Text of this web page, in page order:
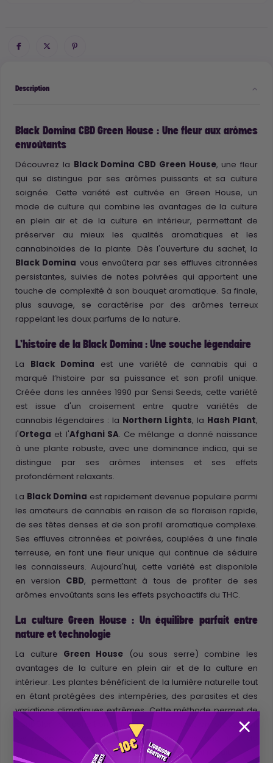
Description
Black Domina CBD Green House : Une fleur aux arômes
envoûtants
Découvrez la Black Domina CBD Green House, une fleur
qui se distingue par ses arômes puissants et sa culture
soignée. Cette variété est cultivée en Green House, un
mode de culture qui combine les avantages de la culture
en plein air et de la culture en intérieur, permettant de
préserver au mieux les qualités aromatiques et les
cannabinoïdes de la plante. Dès l'ouverture du sachet, la
Black Domina vous envoûtera par ses effluves citronnées
persistantes, suivies de notes poivrées qui apportent une
touche de complexité à son bouquet aromatique. Sa finale,
plus sauvage, se caractérise par des arômes terreux
rappelant les doux parfums de la nature.
L'histoire de la Black Domina : Une souche légendaire
La Black Domina est une variété de cannabis qui a
marqué l’histoire par sa puissance et son profil unique.
Créée dans les années 1990 par Sensi Seeds, cette variété
est issue d'un croisement entre quatre variétés de
cannabis légendaires : la Northern Lights, la Hash Plant,
l'Ortega et l'Afghani SA. Ce mélange a donné naissance
à une plante robuste, avec une dominance indica, qui se
distingue par ses arômes intenses et ses effets
profondément relaxants.
La Black Domina est rapidement devenue populaire parmi
les amateurs de cannabis en raison de sa floraison rapide,
de ses têtes denses et de son profil aromatique complexe.
Ses effluves citronnées et poivrées, couplées à une finale
terreuse, en font une fleur unique qui continue de séduire
les connaisseurs. Aujourd'hui, cette variété est disponible
en version CBD, permettant à tous de profiter de ses
arômes envoûtants sans les effets psychoactifs du THC.
La culture Green House : Un équilibre parfait entre
nature et technologie
La culture Green House(ou sous serre) combine les
avantages de la culture en plein air et de la culture en
intérieur. Les plantes bénéficient de la lumière naturelle tout
en étant protégées des intempéries, des parasites et des
variations climatiques extrêmes. Cette méthode permet de
contrôler les conditions de croissance tout en préservant
les ressources naturelles, garantissant ainsi une fleur de
haute qualité avec un impact environnemental réduit.